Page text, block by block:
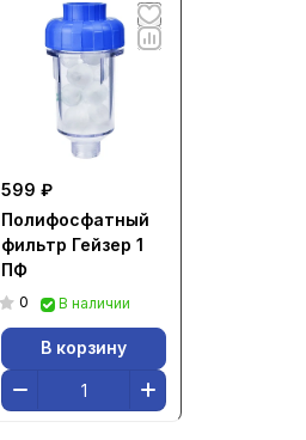
599 ₽
Полифосфатный
фильтр Гейзер 1
ПФ
0 В наличии
В корзину